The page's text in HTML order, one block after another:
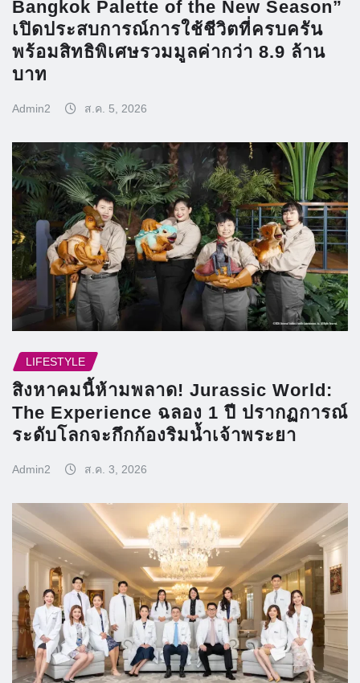
Bangkok Palette of the New Season”
เปิดประสบการณ์การใช้ชีวิตที่ครบครัน
พร้อมสิทธิพิเศษรวมมูลค่ากว่า 8.9 ล้าน
บาท
Admin2 ส.ค. 5, 2026
LIFESTYLE
สิงหาคมนี้ห้ามพลาด! Jurassic World:
The Experience ฉลอง 1 ปี ปรากฏการณ์
ระดับโลกจะกึกก้องริมน้ำเจ้าพระยา
Admin2 ส.ค. 3, 2026